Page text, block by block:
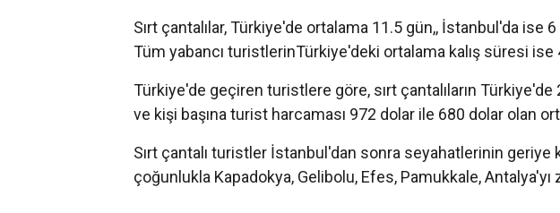
Sırt çantalılar, Türkiye'de ortalama 11.5 gün,, İstanbul'da ise
Tüm yabancı turistlerinTürkiye'deki ortalama kalış süresi ise
Türkiye'de geçiren turistlere göre, sırt çantalıların
ve kişi başına turist harcaması 972 dolar ile 680 dolar olan
Sırt çantalı turistler İstanbul'dan sonra seyahatlerinin geriye
çoğunlukla Kapadokya, Gelibolu, Efes, Pamukkale,